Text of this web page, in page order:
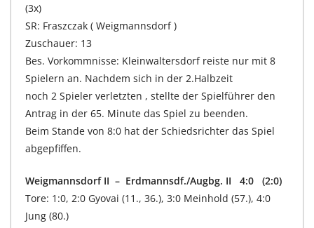
(3x)
SR: Fraszczak ( Weigmannsdorf )
Zuschauer: 13
Bes. Vorkommnisse: Kleinwaltersdorf reiste nur mit 8
Spielern an. Nachdem sich in der 2.Halbzeit
noch 2 Spieler verletzten , stellte der Spielführer den
Antrag in der 65. Minute das Spiel zu beenden.
Beim Stande von 8:0 hat der Schiedsrichter das Spiel
abgepfiffen.
Weigmannsdorf II – Erdmannsdf./Augbg. II 4:0 (2:0)
Tore: 1:0, 2:0 Gyovai (11., 36.), 3:0 Meinhold (57.), 4:0
Jung (80.)